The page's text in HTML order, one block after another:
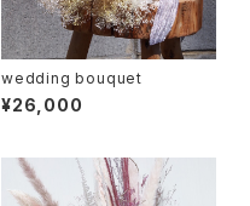
wedding bouquet
¥26,000